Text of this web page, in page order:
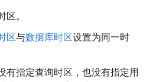
。
区与数据库时区设置为同一时
有指定查询时区，也没有指定用